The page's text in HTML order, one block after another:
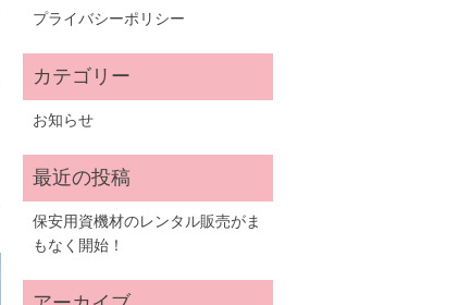
プライバシーポリシー
お知らせ
保安用資機材のレンタル販売がま
もなく開始！